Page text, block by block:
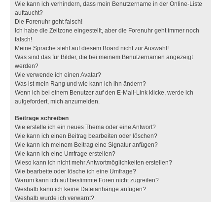
Wie kann ich verhindern, dass mein Benutzername in der Online-Liste
auftaucht?
Die Forenuhr geht falsch!
Ich habe die Zeitzone eingestellt, aber die Forenuhr geht immer noch
falsch!
Meine Sprache steht auf diesem Board nicht zur Auswahl!
Was sind das für Bilder, die bei meinem Benutzernamen angezeigt
werden?
Wie verwende ich einen Avatar?
Was ist mein Rang und wie kann ich ihn ändern?
Wenn ich bei einem Benutzer auf den E-Mail-Link klicke, werde ich
aufgefordert, mich anzumelden.
Beiträge schreiben
Wie erstelle ich ein neues Thema oder eine Antwort?
Wie kann ich einen Beitrag bearbeiten oder löschen?
Wie kann ich meinem Beitrag eine Signatur anfügen?
Wie kann ich eine Umfrage erstellen?
Wieso kann ich nicht mehr Antwortmöglichkeiten erstellen?
Wie bearbeite oder lösche ich eine Umfrage?
Warum kann ich auf bestimmte Foren nicht zugreifen?
Weshalb kann ich keine Dateianhänge anfügen?
Weshalb wurde ich verwarnt?